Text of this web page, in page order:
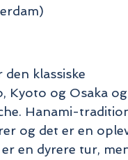
klassiske
og Osaka
Hanami-
og det er en
en dyrere tur,